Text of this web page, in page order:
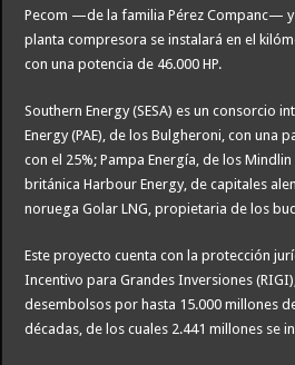
Pecom —de la familia Pérez Companc— y
planta compresora se instalará en el
con una potencia de 46.000 HP.
Southern Energy (SESA) es un consorcio
Energy (PAE), de los Bulgheroni, con una
con el 25%; Pampa Energía, de los
británica Harbour Energy, de capitales
noruega Golar LNG, propietaria de los
Este proyecto cuenta con la protección
Incentivo para Grandes Inversiones
desembolsos por hasta 15.000 millones
décadas, de los cuales 2.441 millones se